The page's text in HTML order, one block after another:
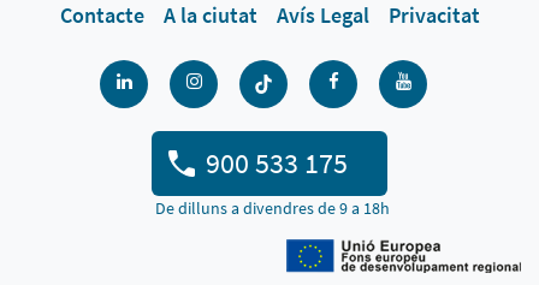
Contacte A la ciutat Avís Legal Privacitat
900 533 175
De dilluns a divendres de 9 a 18h